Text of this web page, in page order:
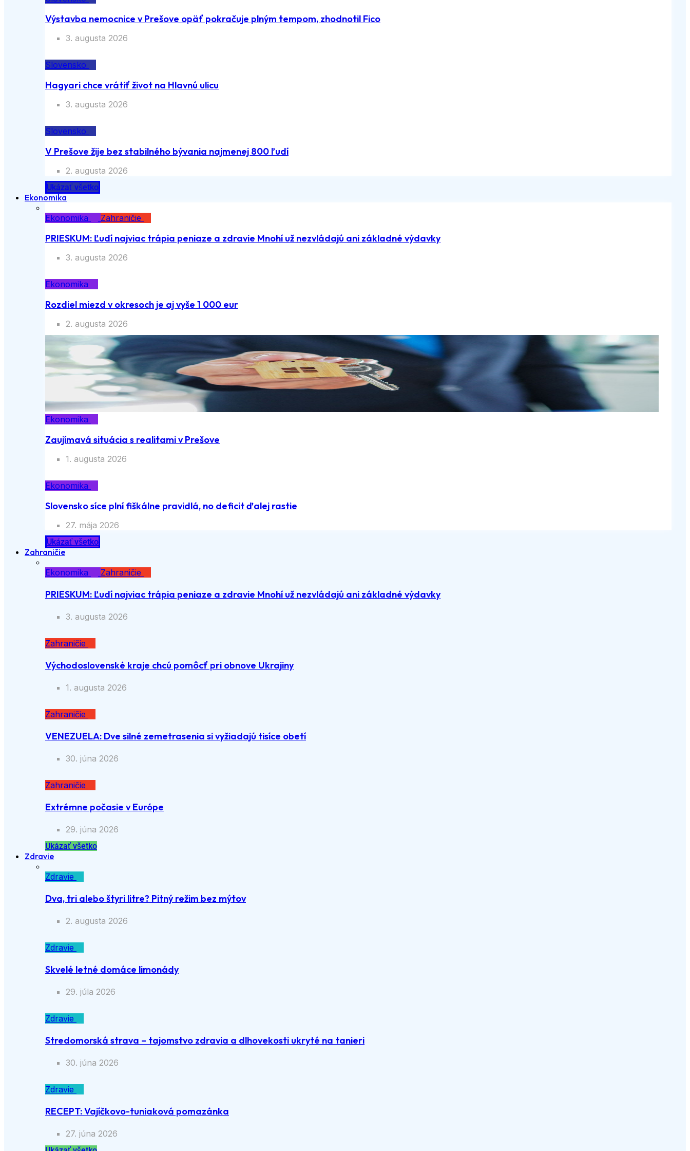
Výstavba nemocnice v Prešove opäť pokračuje plným tempom, zhodnotil Fico
3. augusta 2026
Slovensko
Hagyari chce vrátiť život na Hlavnú ulicu
3. augusta 2026
Slovensko
V Prešove žije bez stabilného bývania najmenej 800 ľudí
2. augusta 2026
Ukázať všetko
Ekonomika
Ekonomika
Zahraničie
PRIESKUM: Ľudí najviac trápia peniaze a zdravie Mnohí už nezvládajú ani základné výdavky
3. augusta 2026
Ekonomika
Rozdiel miezd v okresoch je aj vyše 1 000 eur
2. augusta 2026
Ekonomika
Zaujímavá situácia s realitami v Prešove
1. augusta 2026
Ekonomika
Slovensko síce plní fiškálne pravidlá, no deficit ďalej rastie
27. mája 2026
Ukázať všetko
Zahraničie
Ekonomika
Zahraničie
PRIESKUM: Ľudí najviac trápia peniaze a zdravie Mnohí už nezvládajú ani základné výdavky
3. augusta 2026
Zahraničie
Východoslovenské kraje chcú pomôcť pri obnove Ukrajiny
1. augusta 2026
Zahraničie
VENEZUELA: Dve silné zemetrasenia si vyžiadajú tisíce obetí
30. júna 2026
Zahraničie
Extrémne počasie v Európe
29. júna 2026
Ukázať všetko
Zdravie
Zdravie
Dva, tri alebo štyri litre? Pitný režim bez mýtov
2. augusta 2026
Zdravie
Skvelé letné domáce limonády
29. júla 2026
Zdravie
Stredomorská strava – tajomstvo zdravia a dlhovekosti ukryté na tanieri
30. júna 2026
Zdravie
RECEPT: Vajíčkovo-tuniaková pomazánka
27. júna 2026